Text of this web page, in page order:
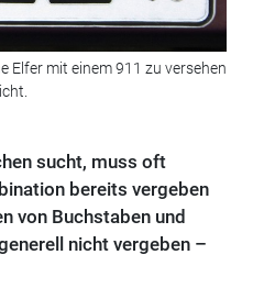
Elfer mit einem 911 zu versehen
sucht, muss oft
bereits vergeben
von Buchstaben und
nicht vergeben –